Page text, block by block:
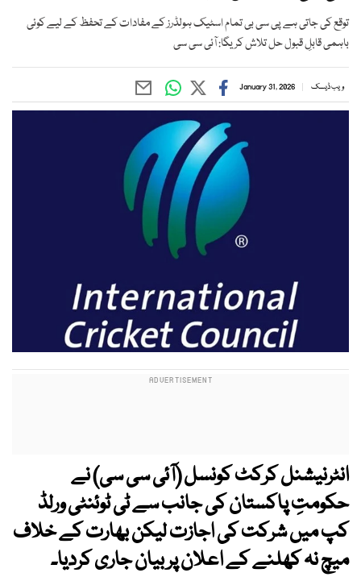
توقع کی جاتی ہے پی سی بی تمام اسٹیک ہولڈرز کے مفادات کے تحفظ کے لیے کوئی
باہمی قابلِ قبول حل تلاش کریگا: آئی سی سی
ویب ڈیسک January 31, 2026
انٹرنیشنل کرکٹ کونسل (آئی سی سی) نے
حکومتِ پاکستان کی جانب سے ٹی ٹوئنٹی ورلڈ
کپ میں شرکت کی اجازت لیکن بھارت کے خلاف
میچ نہ کھلنے کے اعلان پر بیان جاری کردیا۔